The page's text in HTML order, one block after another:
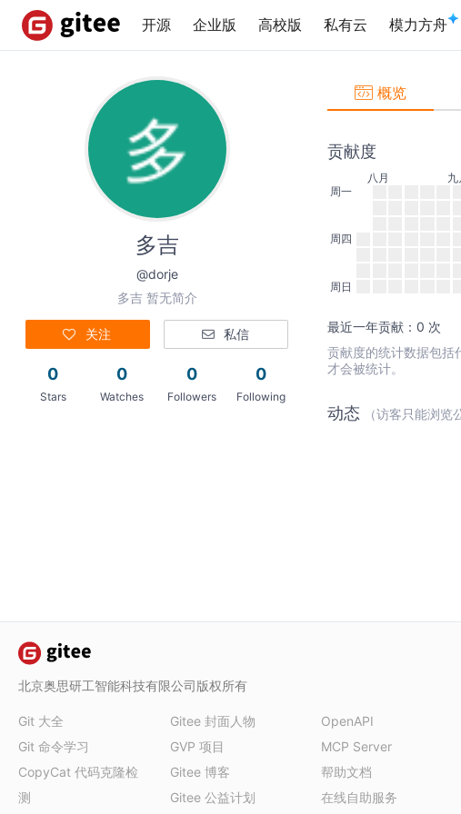
开源 企业版 高校版 私有云 模力方舟
多吉
@dorje
多吉 暂无简介
关注 私信
0
Stars
0
Watches
0
Followers
0
Following
概览
贡献度
周一
周四
周日
八月 九
最近一年贡献：0 次
贡献度的统计数据包括
才会被统计。
动态 （访客只能浏览
北京奥思研工智能科技有限公司版权所有
Git 大全
Git 命令学习
CopyCat 代码克隆检
测
Gitee 封面人物
GVP 项目
Gitee 博客
Gitee 公益计划
OpenAPI
MCP Server
帮助文档
在线自助服务